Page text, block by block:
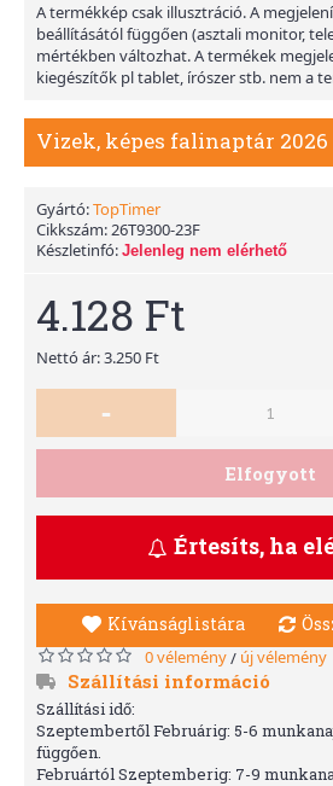
A termékkép csak illusztráció. A
beállításától függően (asztali monitor,
mértékben változhat. A termékek
kiegészítők pl tablet, írószer stb. nem a
Vizek, képes falinaptár 2026
Gyártó:TopTimer
Cikkszám:26T9300-23F
Készletinfó: Jelenleg nem elérhető
4.128 Ft
Nettó ár: 3.250 Ft
-
Elfogyott
Értesíts, ha
Kívánságlistára
0 vélemény/ új vélemény
Szállítási információ
Szállítási idő:
Szeptembertől Februárig: 5-6
függően.
Februártól Szeptemberig: 7-9